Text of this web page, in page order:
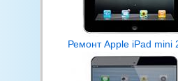
Ремонт Apple iPad mini